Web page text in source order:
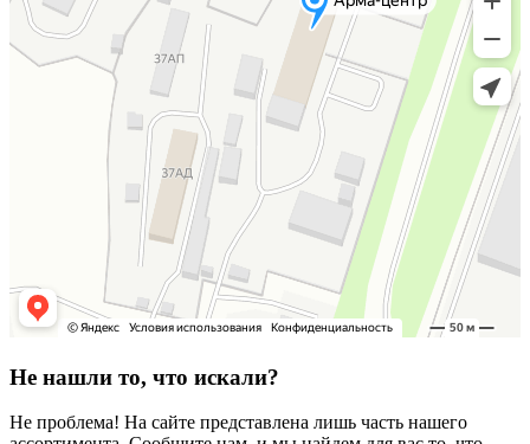
Не нашли то, что искали?
Не проблема! На сайте представлена лишь часть нашего